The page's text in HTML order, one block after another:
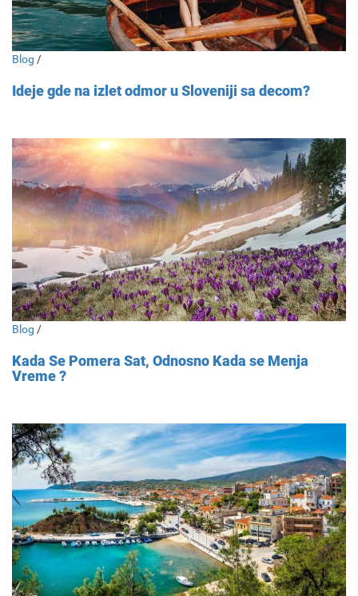
Blog /
Ideje gde na izlet odmor u Sloveniji sa decom?
Blog /
Kada Se Pomera Sat, Odnosno Kada se Menja
Vreme ?